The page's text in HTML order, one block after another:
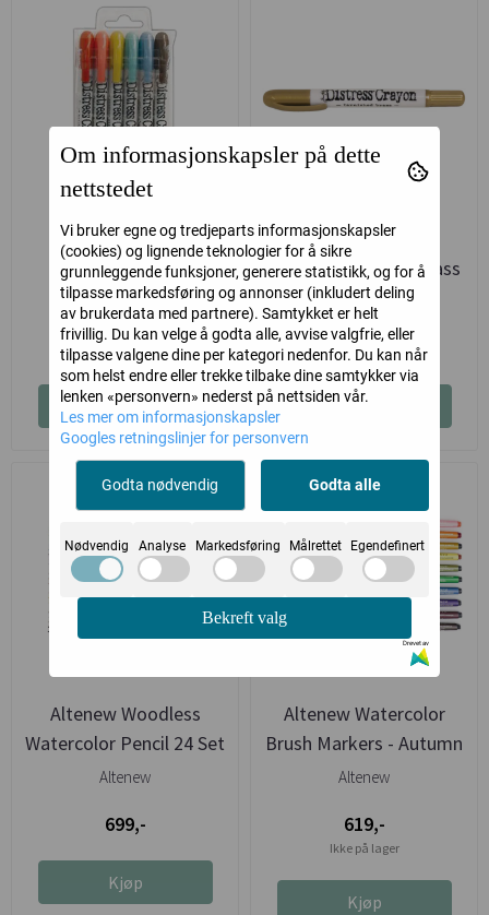
Tim Holtz Distress
Crayons #7
Tim Holtz
169,-
Kjøp
Tim Holtz Distress
Crayon Tarnished Brass
Tim Holtz
35,-
Kjøp
Altenew Woodless
Watercolor Pencil 24 Set
Altenew
699,-
Kjøp
Altenew Watercolor
Brush Markers - Autumn
...
Altenew
619,-
Ikke på lager
Kjøp
Om informasjonskapsler på dette
nettstedet
Vi bruker egne og tredjeparts informasjonskapsler
(cookies) og lignende teknologier for å sikre
grunnleggende funksjoner, generere statistikk, og for å
tilpasse markedsføring og annonser (inkludert deling
av brukerdata med partnere). Samtykket er helt
frivillig. Du kan velge å godta alle, avvise valgfrie, eller
tilpasse valgene dine per kategori nedenfor. Du kan når
som helst endre eller trekke tilbake dine samtykker via
lenken «personvern» nederst på nettsiden vår.
Les mer om informasjonskapsler
Googles retningslinjer for personvern
Godta nødvendig Godta alle
Nødvendig Analyse Markedsføring Målrettet Egendefinert
Bekreft valg
Drevet av